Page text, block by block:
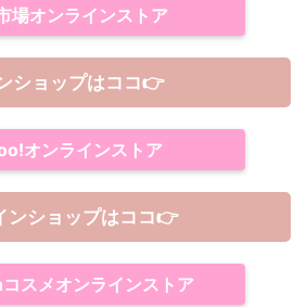
場オンラインストア
ショップはココ👉
オンラインストア
ショップはココ👉
スメオンラインストア